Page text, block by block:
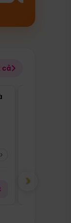
cả
Giá từ:
›